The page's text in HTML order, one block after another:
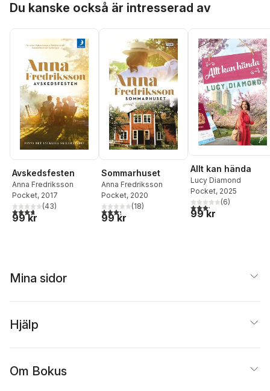
Du kanske också är intresserad av
Avskedsfesten
Anna Fredriksson
Pocket, 2017
3,7utav 5 stjärnor. Totalt antal röster:
(43)
99 kr
Sommarhuset
Anna Fredriksson
Pocket, 2020
3,3utav 5 stjärnor. Totalt antal röster:
(18)
99 kr
Allt kan hända
Lucy Diamond
Pocket, 2025
3,2utav 5 stjärnor.
(6)
99 kr
Mina sidor
Hjälp
Om Bokus